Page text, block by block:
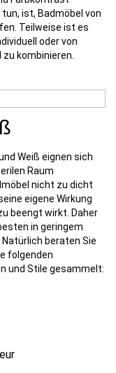
ist, Badmöbel von
Teilweise ist es
oder von
kombinieren.
Weiß eignen sich
Raum
nicht zu dicht
eigene Wirkung
beengt wirkt. Daher
in geringem
beraten Sie
folgenden
und Stile gesammelt: